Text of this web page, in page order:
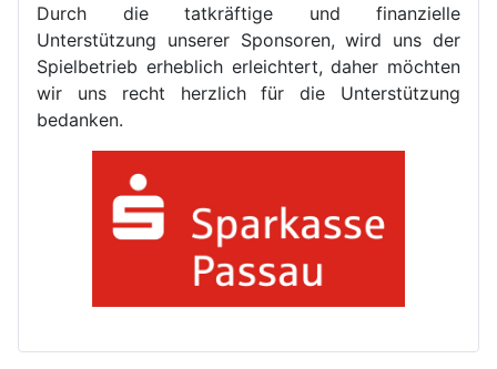
Durch die tatkräftige und finanzielle
Unterstützung unserer Sponsoren, wird uns der
Spielbetrieb erheblich erleichtert, daher möchten
wir uns recht herzlich für die Unterstützung
bedanken.